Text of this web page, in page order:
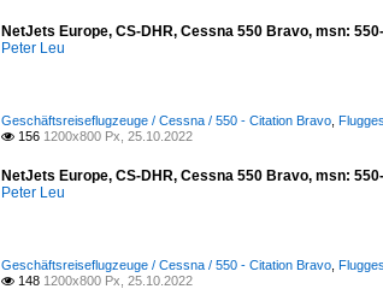
NetJets Europe, CS-DHR, Cessna 550 Bravo, msn:
Peter Leu
Geschäftsreiseflugzeuge / Cessna / 550 - Citation Bravo
 156 1200x800 Px, 25.10.2022
NetJets Europe, CS-DHR, Cessna 550 Bravo, msn:
Peter Leu
Geschäftsreiseflugzeuge / Cessna / 550 - Citation Bravo
 148 1200x800 Px, 25.10.2022